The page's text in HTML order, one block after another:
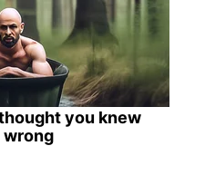
you knew
wrong